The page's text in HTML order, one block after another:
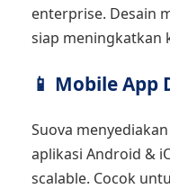
enterprise. Desain
siap meningkatkan
📱 Mobile
Suova
aplikasi Android &
scalable. Cocok